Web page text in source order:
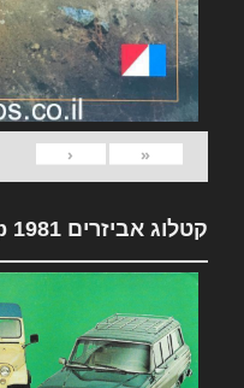
«
‹
קטלוג אביזרים 1981 Jeep